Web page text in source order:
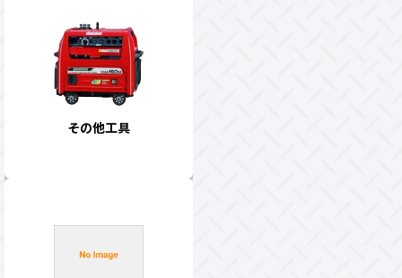
その他工具